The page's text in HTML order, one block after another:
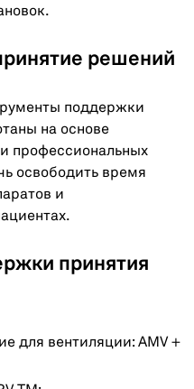
решений
поддержки
на основе
профессиональных
освободить время
и
принятия
для вентиляции: AMV +